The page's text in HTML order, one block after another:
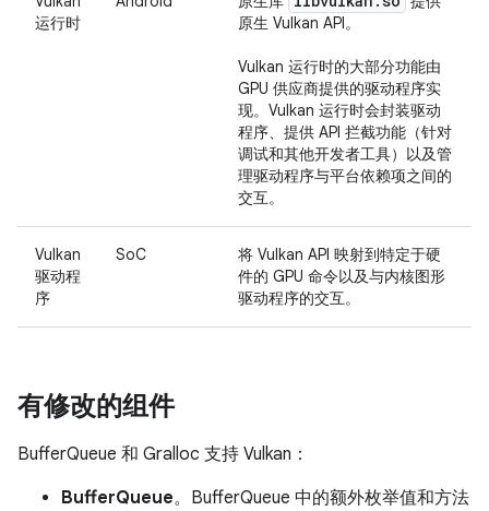
运行时
原生 Vulkan API。
Vulkan 运行时的大部分功能由
GPU 供应商提供的驱动程序实
现。Vulkan 运行时会封装驱动
程序、提供 API 拦截功能（针对
调试和其他开发者工具）以及管
理驱动程序与平台依赖项之间的
交互。
Vulkan
驱动程
序
SoC
将 Vulkan API 映射到特定于硬
件的 GPU 命令以及与内核图形
驱动程序的交互。
有修改的组件
BufferQueue 和 Gralloc 支持 Vulkan：
BufferQueue。BufferQueue 中的额外枚举值和方法